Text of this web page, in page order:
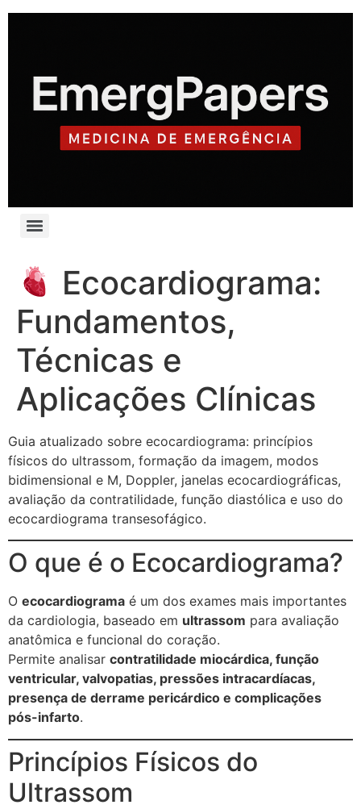
Ecocardiograma:
Fundamentos,
Técnicas e
Aplicações Clínicas
Guia atualizado sobre ecocardiograma: princípios
físicos do ultrassom, formação da imagem, modos
bidimensional e M, Doppler, janelas ecocardiográficas,
avaliação da contratilidade, função diastólica e uso do
ecocardiograma transesofágico.
O que é o Ecocardiograma?
O ecocardiograma é um dos exames mais importantes
da cardiologia, baseado em ultrassom para avaliação
anatômica e funcional do coração.
Permite analisar contratilidade miocárdica, função
ventricular, valvopatias, pressões intracardíacas,
presença de derrame pericárdico e complicações
pós-infarto.
Princípios Físicos do
Ultrassom